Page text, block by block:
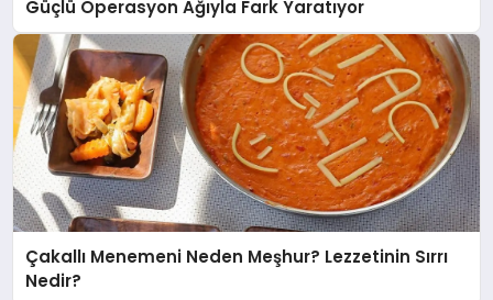
Güçlü Operasyon Ağıyla Fark Yaratıyor
Çakallı Menemeni Neden Meşhur? Lezzetinin Sırrı
Nedir?